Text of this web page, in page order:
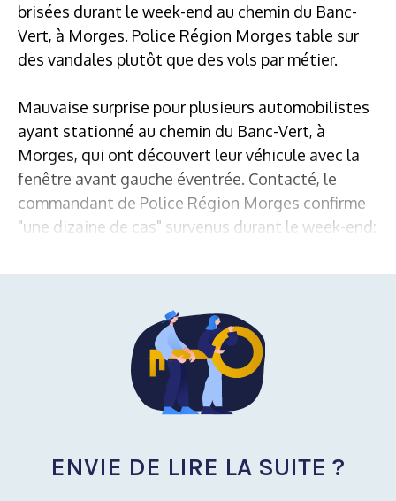
brisées durant le week-end au chemin du Banc-
Vert, à Morges. Police Région Morges table sur
des vandales plutôt que des vols par métier.
Mauvaise surprise pour plusieurs automobilistes
ayant stationné au chemin du Banc-Vert, à
Morges, qui ont découvert leur véhicule avec la
fenêtre avant gauche éventrée. Contacté, le
commandant de Police Région Morges confirme
"une dizaine de cas" survenus durant le week-end:
ENVIE DE LIRE LA SUITE ?